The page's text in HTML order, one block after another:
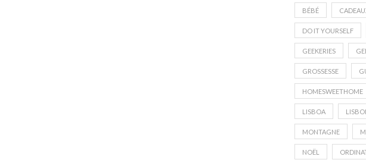
BÉBÉ
DO IT YOURSELF
GEEKERIES
GROSSESSE
HOMESWEETHOME
LISBOA
MONTAGNE
NOËL